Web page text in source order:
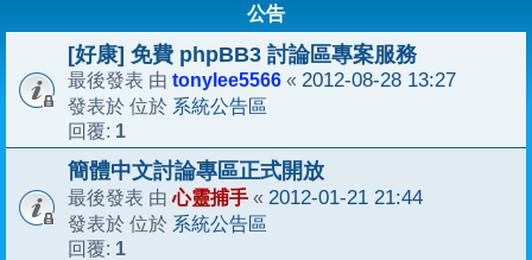
公告
[好康] 免費 phpBB3 討論區專案服務
最後發表 由 tonylee5566 « 2012-08-28 13:27
發表於 位於 系統公告區
回覆: 1
簡體中文討論專區正式開放
最後發表 由心靈捕手 « 2012-01-21 21:44
發表於 位於 系統公告區
回覆: 1